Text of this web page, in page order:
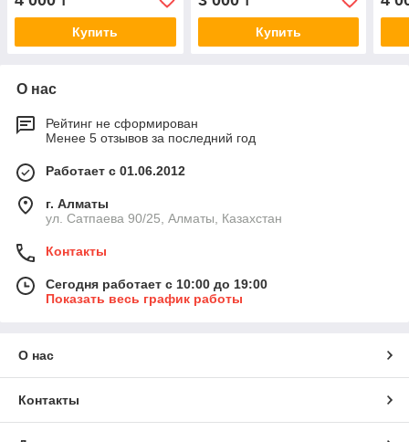
AC980J
Купить Купить
О нас
Рейтинг не сформирован
Менее 5 отзывов за последний год
Работает с 01.06.2012
г. Алматы
ул. Сатпаева 90/25, Алматы, Казахстан
Контакты
Сегодня работает с 10:00 до 19:00
Показать весь график работы
О нас
Контакты